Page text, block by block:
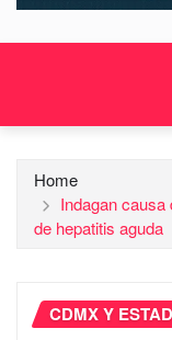
Home
Indagan
de hepatitis aguda
CDMX Y